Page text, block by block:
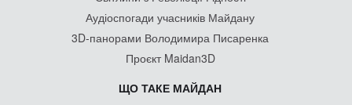
Аудіоспогади учасників Майдану
3D-панорами Володимира Писаренка
Проєкт Maidan3D
ЩО ТАКЕ МАЙДАН